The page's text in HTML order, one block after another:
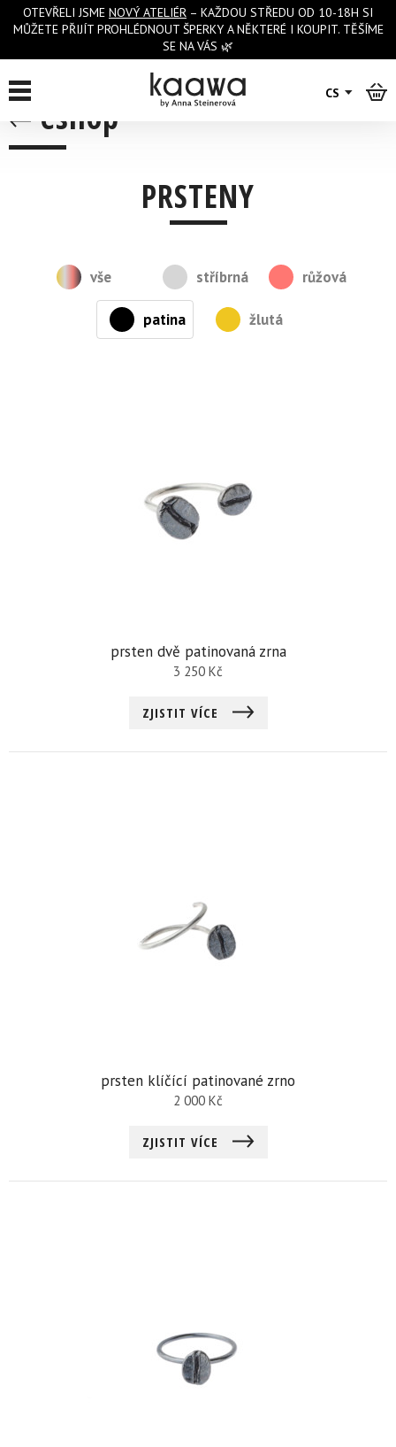
OTEVŘELI JSME NOVÝ ATELIÉR – KAŽDOU STŘEDU OD 10-18H SI
MŮŽETE PŘIJÍT PROHLÉDNOUT ŠPERKY A NĚKTERÉ I KOUPIT. TĚŠÍME
SE NA VÁS 🌿
CS
eshop
PRSTENY
vše stříbrná růžová
patina žlutá
prsten dvě patinovaná zrna
3 250 Kč
ZJISTIT VÍCE
prsten klíčící patinované zrno
2 000 Kč
ZJISTIT VÍCE